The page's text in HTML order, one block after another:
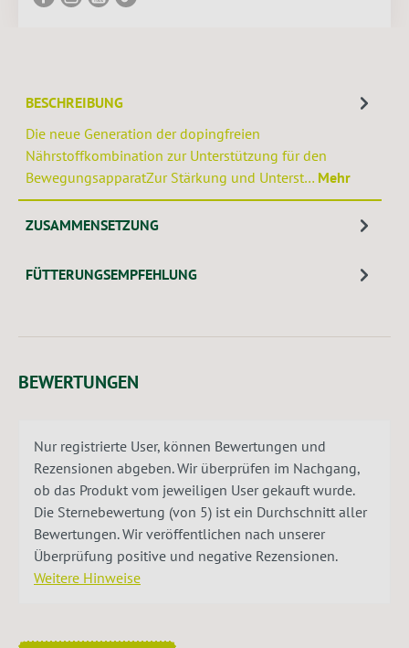
BESCHREIBUNG
Die neue Generation der dopingfreien
Nährstoffkombination zur Unterstützung für den
BewegungsapparatZur Stärkung und Unterst… Mehr
ZUSAMMENSETZUNG
FÜTTERUNGSEMPFEHLUNG
BEWERTUNGEN
Nur registrierte User, können Bewertungen und
Rezensionen abgeben. Wir überprüfen im Nachgang,
ob das Produkt vom jeweiligen User gekauft wurde.
Die Sternebewertung (von 5) ist ein Durchschnitt aller
Bewertungen. Wir veröffentlichen nach unserer
Überprüfung positive und negative Rezensionen.
Weitere Hinweise